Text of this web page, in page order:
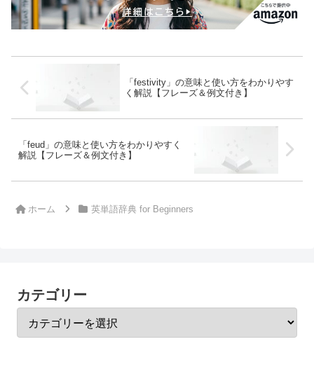
「festivity」の意味と使い方をわかりやす
く解説【フレーズ＆例文付き】
「feud」の意味と使い方をわかりやすく
解説【フレーズ＆例文付き】
ホーム 英単語辞典 for Beginners
カテゴリー